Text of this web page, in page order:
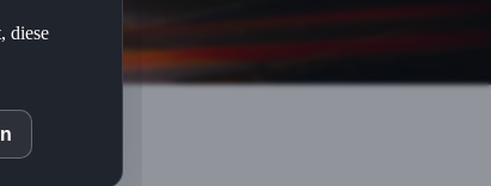
diese